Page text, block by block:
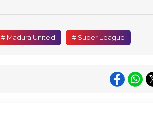
# Madura United # Super League